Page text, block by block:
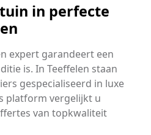
in perfecte
expert garandeert een
is. In Teeffelen staan
gespecialiseerd in luxe
platform vergelijkt u
van topkwaliteit